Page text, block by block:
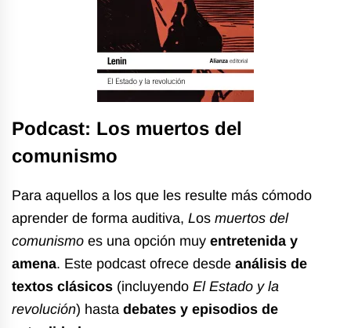
Podcast: Los muertos del
comunismo
Para aquellos a los que les resulte más cómodo
aprender de forma auditiva, Los muertos del
comunismo es una opción muy entretenida y
amena. Este podcast ofrece desde análisis de
textos clásicos (incluyendo El Estado y la
revolución) hasta debates y episodios de